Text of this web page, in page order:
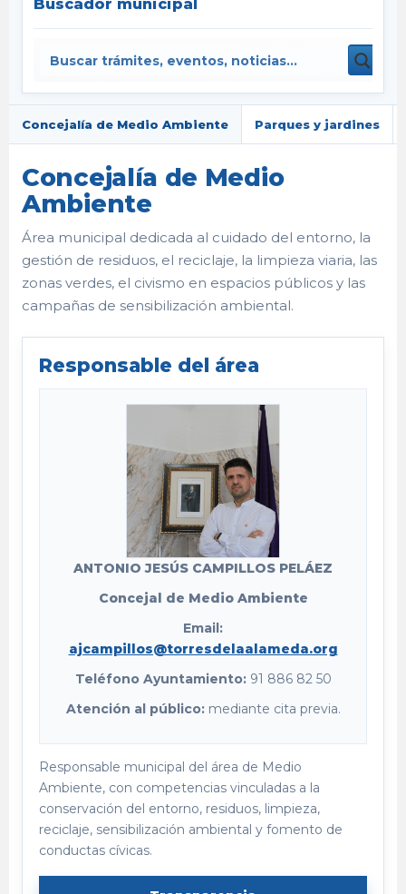
Buscador municipal
Concejalía de Medio Ambiente Parques y jardines
Concejalía de Medio
Ambiente
Área municipal dedicada al cuidado del entorno, la
gestión de residuos, el reciclaje, la limpieza viaria, las
zonas verdes, el civismo en espacios públicos y las
campañas de sensibilización ambiental.
Responsable del área
ANTONIO JESÚS CAMPILLOS PELÁEZ
Concejal de Medio Ambiente
Email:
ajcampillos@torresdelaalameda.org
Teléfono Ayuntamiento:91 886 82 50
Atención al público:mediante cita previa.
Responsable municipal del área de Medio
Ambiente, con competencias vinculadas a la
conservación del entorno, residuos, limpieza,
reciclaje, sensibilización ambiental y fomento de
conductas cívicas.